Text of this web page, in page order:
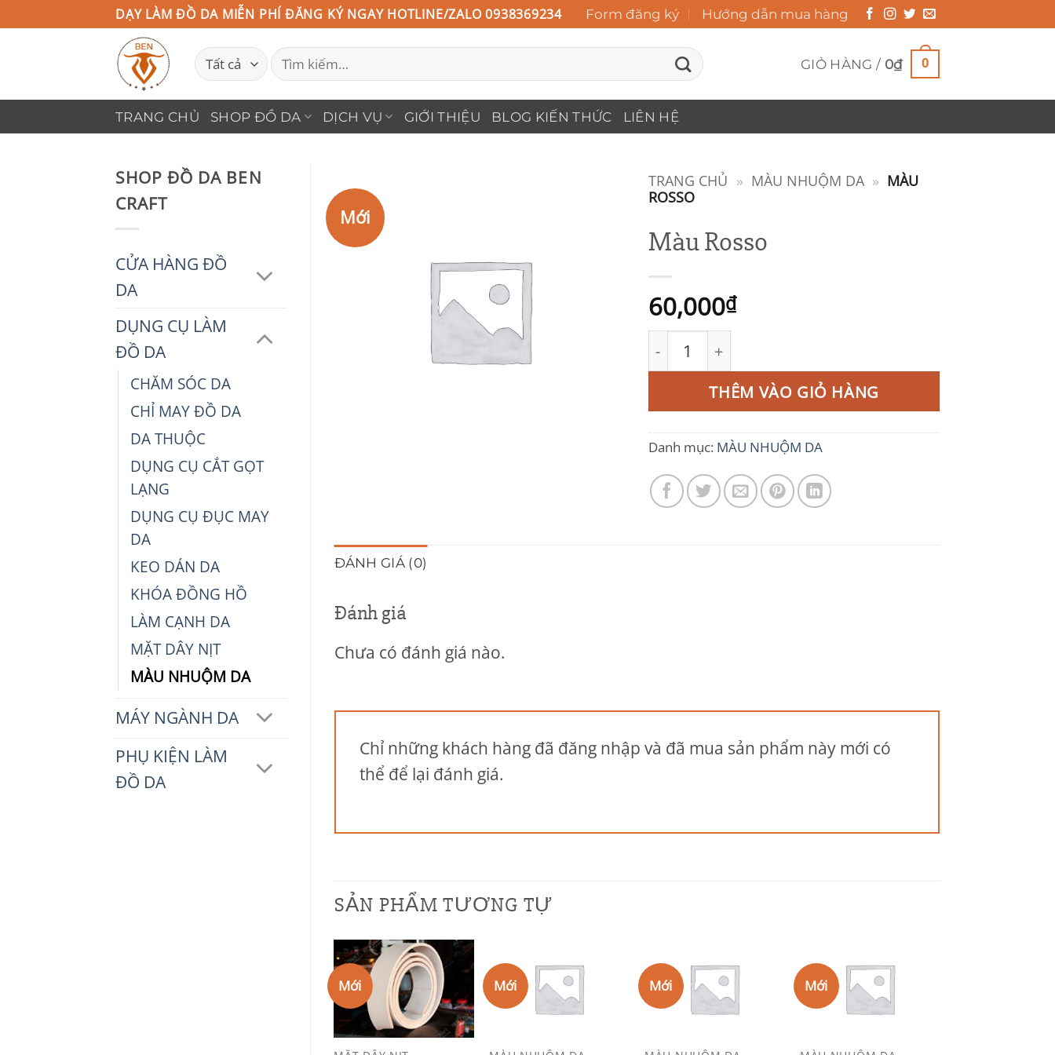
DẠY LÀM ĐỒ DA MIỄN PHÍ ĐĂNG KÝ NGAY HOTLINE/ZALO 0938369234 Form đăng ký Hướng dẫn mua hàng
Tìm
kiếm:
GIỎ HÀNG / 0₫ 0
TRANG CHỦ SHOP ĐỒ DA DỊCH VỤ GIỚI THIỆU BLOG KIẾN THỨC LIÊN HỆ
SHOP ĐỒ DA BEN
CRAFT
CỬA HÀNG ĐỒ
DA
DỤNG CỤ LÀM
ĐỒ DA
CHĂM SÓC DA
CHỈ MAY ĐỒ DA
DA THUỘC
DỤNG CỤ CẮT GỌT
LẠNG
DỤNG CỤ ĐỤC MAY
DA
KEO DÁN DA
KHÓA ĐỒNG HỒ
LÀM CẠNH DA
MẶT DÂY NỊT
MÀU NHUỘM DA
MÁY NGÀNH DA
PHỤ KIỆN LÀM
ĐỒ DA
Mới
TRANG CHỦ » MÀU NHUỘM DA » MÀU
ROSSO
Màu Rosso
60,000₫
Màu Rosso số lượng
THÊM VÀO GIỎ HÀNG
Danh mục: MÀU NHUỘM DA
ĐÁNH GIÁ (0)
Đánh giá
Chưa có đánh giá nào.
Chỉ những khách hàng đã đăng nhập và đã mua sản phẩm này mới có
thể để lại đánh giá.
SẢN PHẨM TƯƠNG TỰ
Mới
Add to
Wishlist
Mới
Add to
Mới
Add to
Mới
Add to